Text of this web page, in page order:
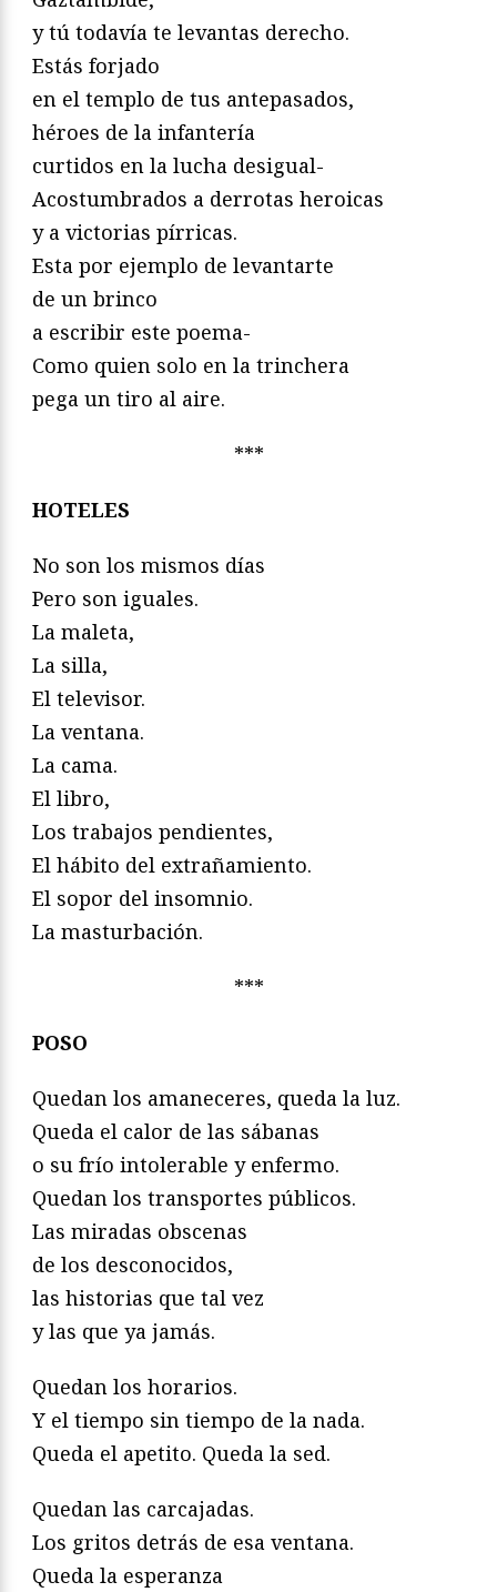
y tú todavía te levantas derecho.
Estás forjado
en el templo de tus antepasados,
héroes de la infantería
curtidos en la lucha desigual-
Acostumbrados a derrotas heroicas
y a victorias pírricas.
Esta por ejemplo de levantarte
de un brinco
a escribir este poema-
Como quien solo en la trinchera
pega un tiro al aire.
***
HOTELES
No son los mismos días
Pero son iguales.
La maleta,
La silla,
El televisor.
La ventana.
La cama.
El libro,
Los trabajos pendientes,
El hábito del extrañamiento.
El sopor del insomnio.
La masturbación.
***
POSO
Quedan los amaneceres, queda la luz.
Queda el calor de las sábanas
o su frío intolerable y enfermo.
Quedan los transportes públicos.
Las miradas obscenas
de los desconocidos,
las historias que tal vez
y las que ya jamás.
Quedan los horarios.
Y el tiempo sin tiempo de la nada.
Queda el apetito. Queda la sed.
Quedan las carcajadas.
Los gritos detrás de esa ventana.
Queda la esperanza